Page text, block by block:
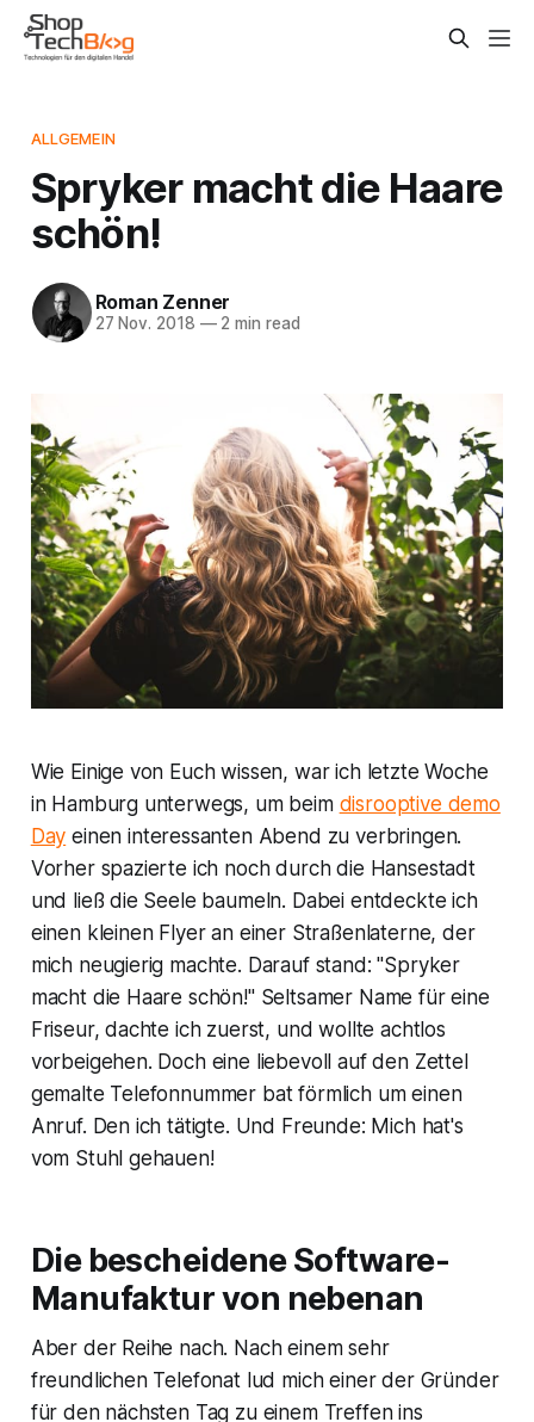
ALLGEMEIN
Spryker macht die Haare
schön!
Roman Zenner
27 Nov. 2018 —2 min read
Wie Einige von Euch wissen, war ich letzte Woche
in Hamburg unterwegs, um beim disrooptive demo
Day einen interessanten Abend zu verbringen.
Vorher spazierte ich noch durch die Hansestadt
und ließ die Seele baumeln. Dabei entdeckte ich
einen kleinen Flyer an einer Straßenlaterne, der
mich neugierig machte. Darauf stand: "Spryker
macht die Haare schön!" Seltsamer Name für eine
Friseur, dachte ich zuerst, und wollte achtlos
vorbeigehen. Doch eine liebevoll auf den Zettel
gemalte Telefonnummer bat förmlich um einen
Anruf. Den ich tätigte. Und Freunde: Mich hat's
vom Stuhl gehauen!
Die bescheidene Software-
Manufaktur von nebenan
Aber der Reihe nach. Nach einem sehr
freundlichen Telefonat lud mich einer der Gründer
für den nächsten Tag zu einem Treffen ins